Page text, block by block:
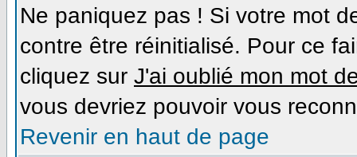
Ne paniquez pas ! Si votre mot
contre être réinitialisé. Pour ce
cliquez sur J'ai oublié mon mot
vous devriez pouvoir vous
Revenir en haut de page